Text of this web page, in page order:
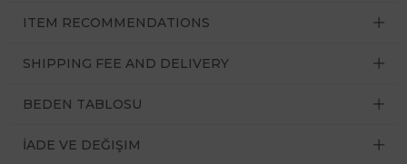
ITEM RECOMMENDATIONS
SHIPPING FEE AND DELIVERY
BEDEN TABLOSU
İADE VE DEĞIŞIM